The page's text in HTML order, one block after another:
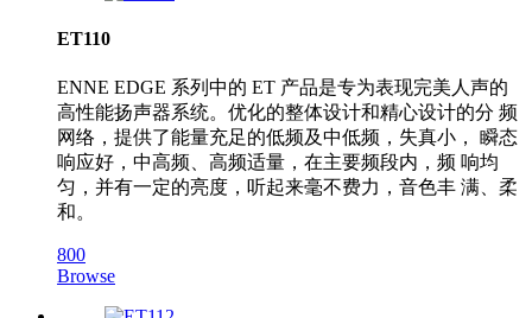
ET110
ENNE EDGE 系列中的 ET 产品是专为表现完美人声的
高性能扬声器系统。优化的整体设计和精心设计的分 频
网络，提供了能量充足的低频及中低频，失真小， 瞬态
响应好，中高频、高频适量，在主要频段内，频 响均
匀，并有一定的亮度，听起来毫不费力，音色丰 满、柔
和。
800
Browse